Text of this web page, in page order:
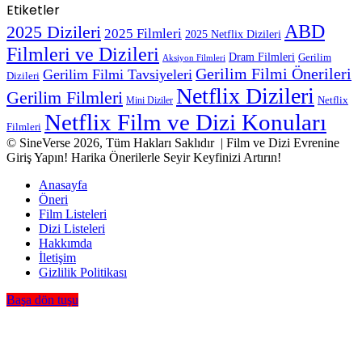
Etiketler
2025 Dizileri 2025 Filmleri 2025 Netflix Dizileri ABD
Filmleri ve Dizileri Aksiyon Filmleri Dram Filmleri Gerilim
Dizileri Gerilim Filmi Tavsiyeleri Gerilim Filmi Önerileri
Gerilim Filmleri Mini Diziler Netflix Dizileri Netflix
Filmleri Netflix Film ve Dizi Konuları
© SineVerse 2026, Tüm Hakları Saklıdır | Film ve Dizi Evrenine
Giriş Yapın! Harika Önerilerle Seyir Keyfinizi Artırın!
Anasayfa
Öneri
Film Listeleri
Dizi Listeleri
Hakkımda
İletişim
Gizlilik Politikası
Başa dön tuşu